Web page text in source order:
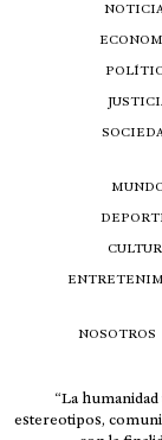
NOSOTROS
“La
estereotipos,